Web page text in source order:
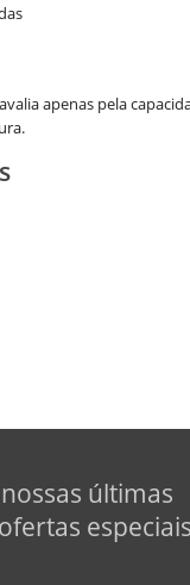
apenas pela
últimas
especiais